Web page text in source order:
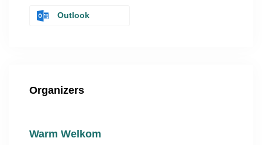
Outlook
Organizers
Warm Welkom